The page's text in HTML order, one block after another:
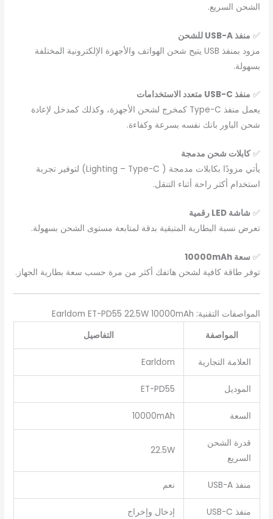
الشحن السريع.
✅ منفذ USB-A للشحن
مزود بمنفذ USB يتيح شحن الهواتف والأجهزة الإلكترونية المختلفة
بسهولة.
✅ منفذ USB-C متعدد الاستخدامات
يعمل منفذ Type-C كمخرج لشحن الأجهزة، وكذلك كمدخل لإعادة
شحن الباور بانك نفسه بسرعة وكفاءة.
✅كابلات شحن مدمجة
يأتي مزودًا بكابلات مدمجة ( Lighting – Type-C) لتوفير تجربة
استخدام أكثر راحة أثناء التنقل.
✅ شاشة LED رقمية
تعرض نسبة البطارية المتبقية بدقة لمتابعة مستوى الشحن بسهولة.
✅ سعة 10000mAh
توفر طاقة كافية لشحن هاتفك أكثر من مرة حسب سعة بطارية الجهاز.
المواصفات التقنية: Earldom ET-PD55 22.5W 10000mAh
المواصفة
التفاصيل
العلامة التجارية Earldom
الموديل ET-PD55
السعة 10000mAh
قدرة الشحن
السريع
22.5W
منفذ USB-A نعم
منفذ USB-C إدخال وإخراج